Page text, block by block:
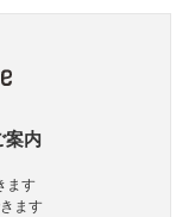
案内
ます
ます